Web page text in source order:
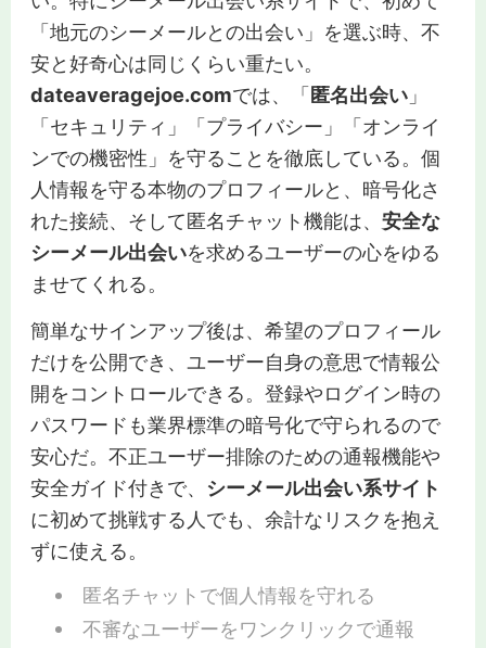
「地元のシーメールとの出会い」を選ぶ時、不
安と好奇心は同じくらい重たい。
dateaveragejoe.comでは、「匿名出会い」
「セキュリティ」「プライバシー」「オンライ
ンでの機密性」を守ることを徹底している。個
人情報を守る本物のプロフィールと、暗号化さ
れた接続、そして匿名チャット機能は、 安全な
シーメール出会いを求めるユーザーの心をゆる
ませてくれる。
簡単なサインアップ後は、希望のプロフィール
だけを公開でき、ユーザー自身の意思で情報公
開をコントロールできる。登録やログイン時の
パスワードも業界標準の暗号化で守られるので
安心だ。不正ユーザー排除のための通報機能や
安全ガイド付きで、 シーメール出会い系サイト
に初めて挑戦する人でも、余計なリスクを抱え
ずに使える。
匿名チャットで個人情報を守れる
不審なユーザーをワンクリックで通報